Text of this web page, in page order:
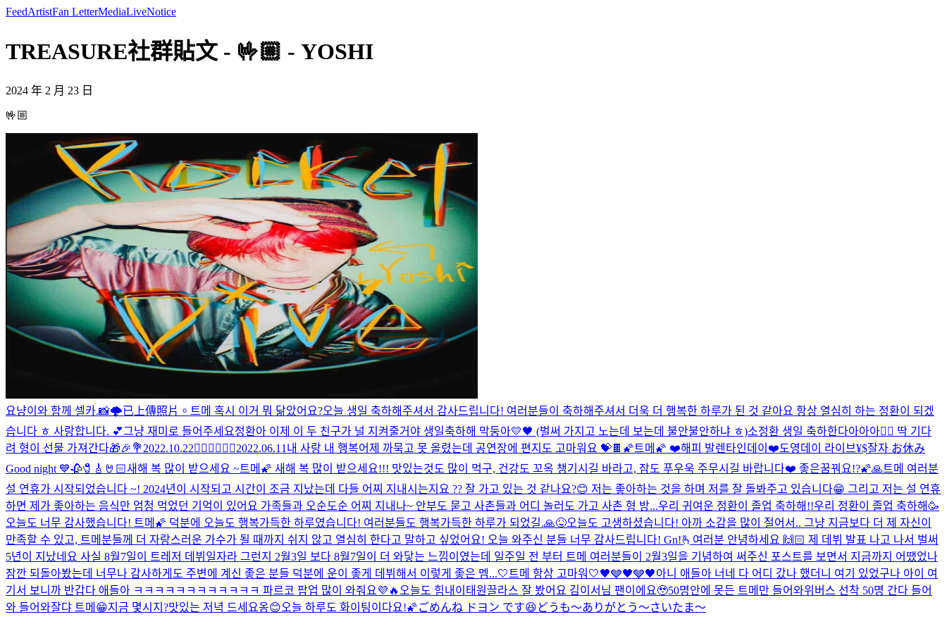
FeedArtistFan LetterMediaLiveNotice
TREASURE社群貼文 - 🤟🏼 - YOSHI
2024 年 2 月 23 日
🤟🏼
요냥이와 함께 셀카.📸🌩已上傳照片。 트메 혹시 이거 뭐 닮았어요?오늘 생일 축하해주셔서 감사드립니다! 여러분들이 축하해주셔서 더욱 더 행복한 하루가 된 것 같아요 항상 열심히 하는 정환이 되겠
습니다 ㅎ 사랑합니다. 💕그냥 재미로 들어주세요정환아 이제 이 두 친구가 널 지켜줄거야 생일축하해 막둥아💛🖤 (벌써 가지고 노는데 보는데 불안불안하냐 ㅎ)소정환 생일 축하한다아아아❤️‍🔥 딱 기다
려 형이 선물 가져간다🎁🎉💐 2022.10.22❤️‍🔥❤️‍🔥❤️‍🔥2022.06.11 내 사랑 내 행복어제 까묵고 못 올렸는데 공연장에 편지도 고마워요 💝🍫 🌠트메🌠 ❤️해피 발렌타인데이❤️도영데이 라이브¥$잘자 お休み
Good night 💙🥀🧷🎸🤘🏻새해 복 많이 받으세요 ~트메🌠 새해 복 많이 받으세요!!! 맛있는것도 많이 먹구, 건강도 꼬옥 챙기시길 바라고, 잠도 푸우욱 주무시길 바랍니다❤️ 좋은꿈꿔요!?🌠🙏트메 여러분
설 연휴가 시작되었습니다 ~! 2024년이 시작되고 시간이 조금 지났는데 다들 어찌 지내시는지요 ?? 잘 가고 있는 것 같나요?😊 저는 좋아하는 것을 하며 저를 잘 돌봐주고 있습니다😁 그리고 저는 설 연휴
하면 제가 좋아하는 음식만 엄청 먹었던 기억이 있어요 가족들과 오순도순 어찌 지내나~ 안부도 묻고 사촌들과 어디 놀러도 가고 사촌 형 방...우리 귀여운 정환이 졸업 축하해!!우리 정환이 졸업 축하해🥳
오늘도 너무 감사했습니다! 트메🌠 덕분에 오늘도 행복가득한 하루였습니다! 여러분들도 행복가득한 하루가 되었길.🙏😝오늘도 고생하셨습니다! 아까 소감을 많이 절어서.. 그냥 지금보다 더 제 자신이
만족할 수 있고, 트메분들께 더 자랑스러운 가수가 될 때까지 쉬지 않고 열심히 한다고 말하고 싶었어요! 오늘 와주신 분들 너무 감사드립니다! Gn!🫰 여러분 안녕하세요 🙌🏻 제 데뷔 발표 나고 나서 벌써
5년이 지났네요 사실 8월7일이 트레저 데뷔일자라 그런지 2월3일 보다 8월7일이 더 와닿는 느낌이였는데 일주일 전 부터 트메 여러분들이 2월3일을 기념하여 써주신 포스트를 보면서 지금까지 어땠었나
잠깐 되돌아봤는데 너무나 감사하게도 주변에 계신 좋은 분들 덕분에 운이 좋게 데뷔해서 이렇게 좋은 멤...🤍트메 항상 고마워🤍🖤🩶🖤🩶🖤아니 애들아 너네 다 어디 갔나 했더니 여기 있었구나 아이 여
기서 보니까 반갑다 애들아 ㅋㅋㅋㅋㅋㅋㅋㅋㅋㅋㅋㅋ 파르코 팝업 많이 와줘요💜🔥 오늘도 힘내 이태원끌라스 잘 봤어요 김이서님 팬이에요🥹50명안에 못든 트메만 들어와위버스 선착 50명 간다 들어
와 들어와잘댜 트메😁지금 몇시지?맛있는 저녁 드세요옹😊오늘 하루도 화이팅이다요!🌠ごめんね ドヨン です😆どうも〜ありがとう〜さいたま〜